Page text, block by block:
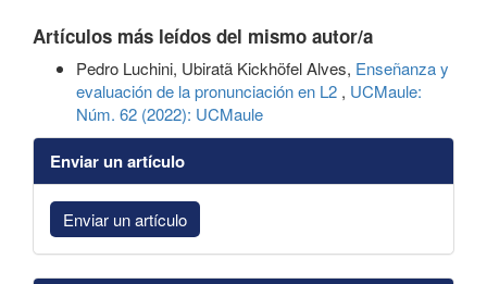
Artículos más leídos del mismo autor/a
Pedro Luchini, Ubiratã Kickhöfel Alves, Enseñanza y
evaluación de la pronunciación en L2 , UCMaule:
Núm. 62 (2022): UCMaule
Enviar un artículo
Enviar un artículo